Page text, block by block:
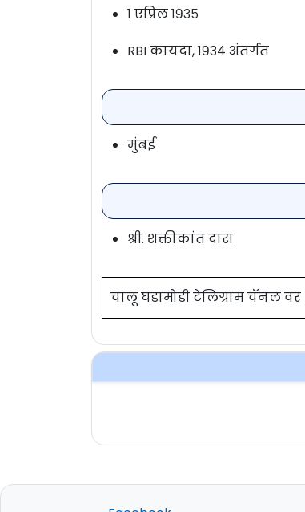
१ एप्रिल १९३५
RBI कायदा, १९३४ अंतर्गत
मुंबई
श्री. शक्तीकांत दास
चालू घडामोडी टेलिग्राम चॅनल